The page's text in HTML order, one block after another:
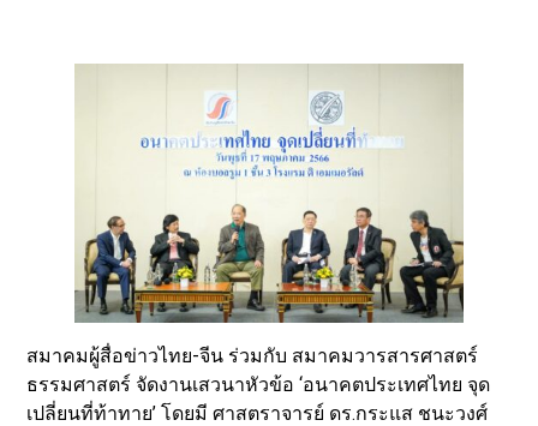
สมาคมผู้สื่อข่าวไทย-จีน ร่วมกับ สมาคมวารสารศาสตร์
ธรรมศาสตร์ จัดงานเสวนาหัวข้อ ‘อนาคตประเทศไทย จุด
เปลี่ยนที่ท้าทาย’ โดยมี ศาสตราจารย์ ดร.กระแส ชนะวงศ์